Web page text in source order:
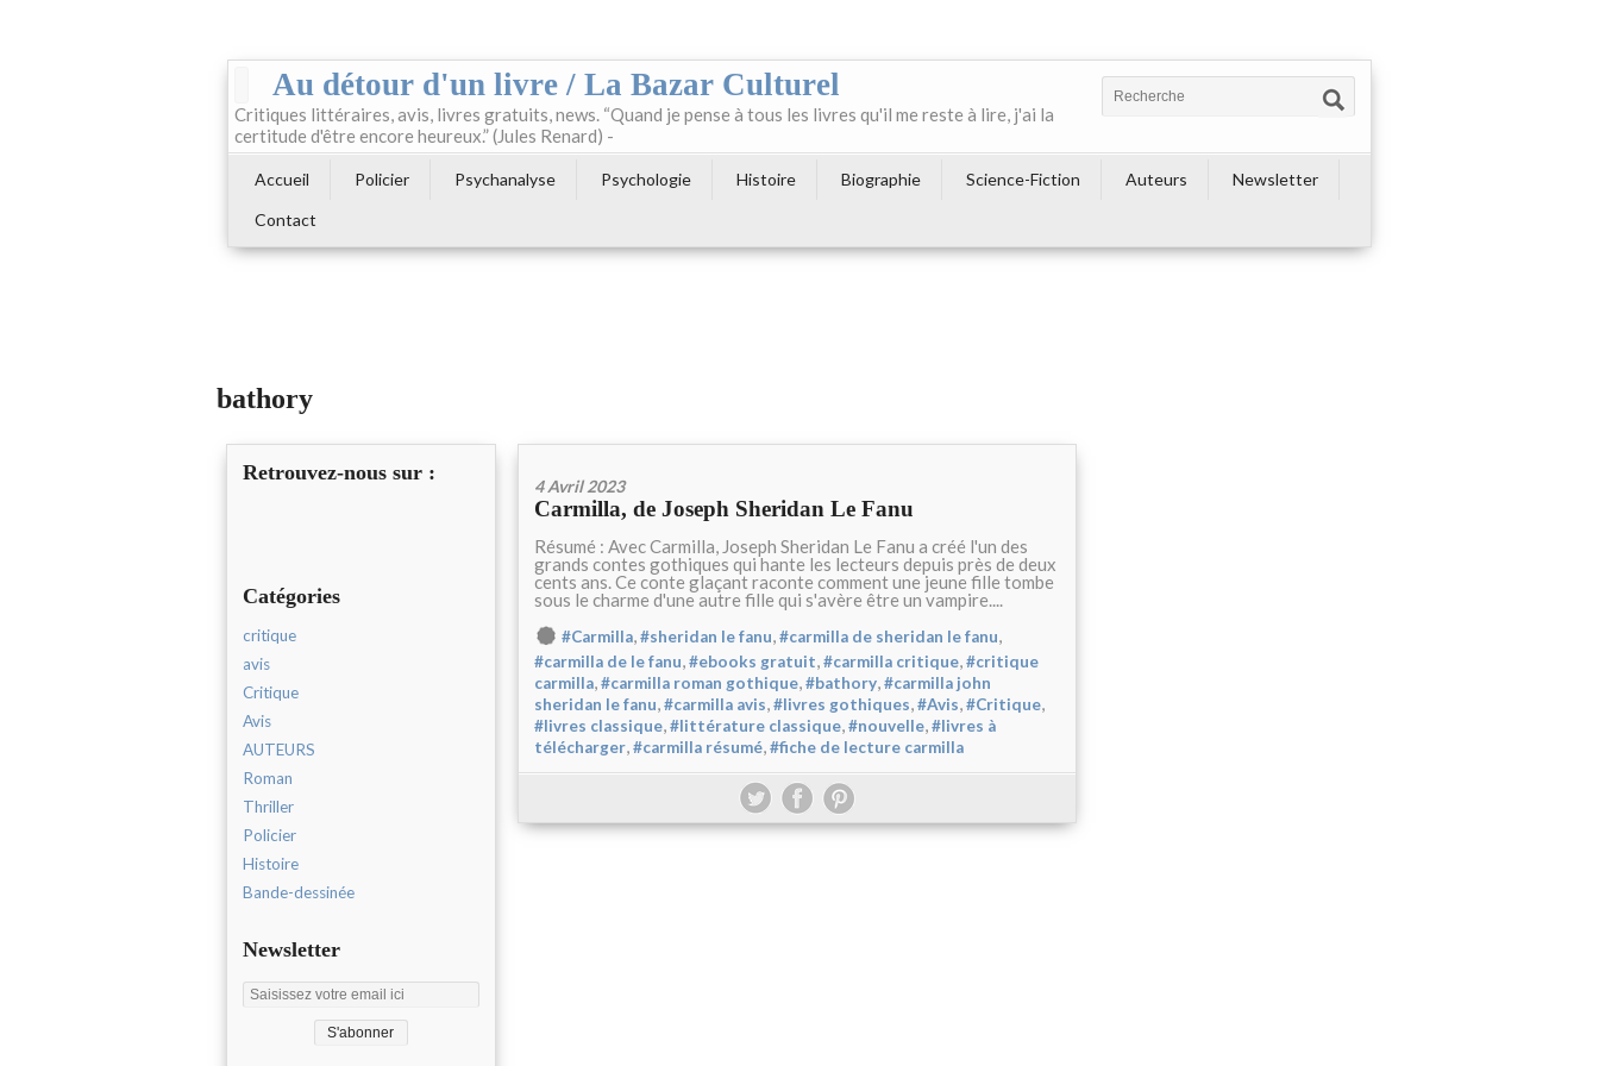
Au détour d'un livre / La Bazar Culturel
Critiques littéraires, avis, livres gratuits, news. “Quand je pense à tous les livres qu'il me reste à lire, j'ai la
certitude d'être encore heureux.” (Jules Renard) -
Accueil Policier Psychanalyse Psychologie Histoire Biographie Science-Fiction Auteurs
Newsletter
Contact
bathory
Retrouvez-nous sur :
Catégories
critique
avis
Critique
Avis
AUTEURS
Roman
Thriller
Policier
Histoire
Bande-dessinée
Newsletter
4 Avril 2023
Carmilla, de Joseph Sheridan Le Fanu
Résumé : Avec Carmilla, Joseph Sheridan Le Fanu a créé l'un des
grands contes gothiques qui hante les lecteurs depuis près de deux
cents ans. Ce conte glaçant raconte comment une jeune fille tombe
sous le charme d'une autre fille qui s'avère être un vampire....
#Carmilla,#sheridan le fanu,#carmilla de sheridan le fanu,
#carmilla de le fanu,#ebooks gratuit,#carmilla critique,#critique
carmilla,#carmilla roman gothique,#bathory,#carmilla john
sheridan le fanu,#carmilla avis,#livres gothiques,#Avis,#Critique,
#livres classique,#littérature classique,#nouvelle,#livres à
télécharger,#carmilla résumé,#fiche de lecture carmilla